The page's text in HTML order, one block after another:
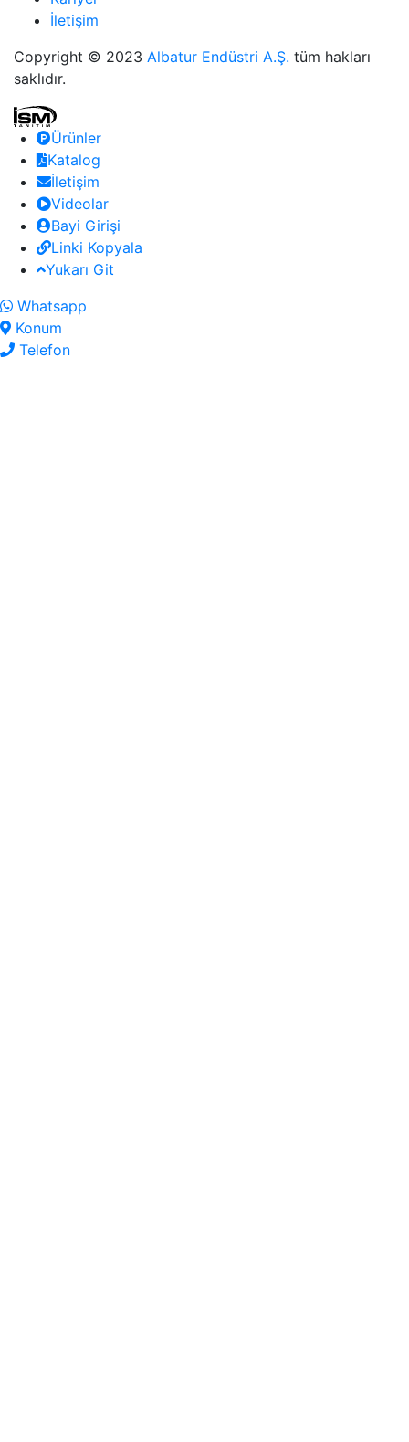
İletişim
Copyright © 2023 Albatur Endüstri A.Ş. tüm hakları
saklıdır.
Ürünler
Katalog
İletişim
Videolar
Bayi Girişi
Linki Kopyala
Yukarı Git
Whatsapp
Konum
Telefon